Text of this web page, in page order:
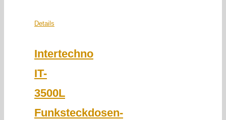
Details
Intertechno
IT-
3500L
Funksteckdosen-